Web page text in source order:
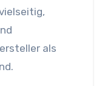
als